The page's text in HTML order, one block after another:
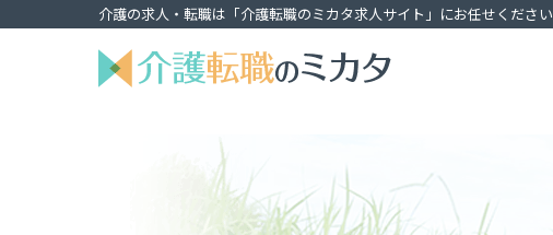
介護の求人・転職は「介護転職のミカタ求人サイト」にお任せください